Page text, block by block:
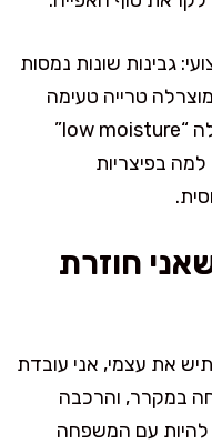
גבינות שונות נמסות
טרייה טעימה
אבל משחררת הרבה נוזלים; מוצרלה “low moisture”
בפיצריות
חוזרת
את עצמי, אני עובדת
במקרר, והרכבה
להיות עם המשפחה